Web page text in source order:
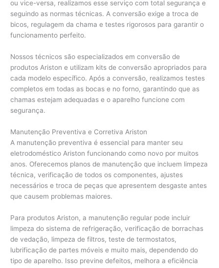
ou vice-versa, realizamos esse serviço com total segurança e
seguindo as normas técnicas. A conversão exige a troca de
bicos, regulagem da chama e testes rigorosos para garantir o
funcionamento perfeito.
Nossos técnicos são especializados em conversão de
produtos Ariston e utilizam kits de conversão apropriados para
cada modelo específico. Após a conversão, realizamos testes
completos em todas as bocas e no forno, garantindo que as
chamas estejam adequadas e o aparelho funcione com
segurança.
Manutenção Preventiva e Corretiva Ariston
A manutenção preventiva é essencial para manter seu
eletrodoméstico Ariston funcionando como novo por muitos
anos. Oferecemos planos de manutenção que incluem limpeza
técnica, verificação de todos os componentes, ajustes
necessários e troca de peças que apresentem desgaste antes
que causem problemas maiores.
Para produtos Ariston, a manutenção regular pode incluir
limpeza do sistema de refrigeração, verificação de borrachas
de vedação, limpeza de filtros, teste de termostatos,
lubrificação de partes móveis e muito mais, dependendo do
tipo de aparelho. Isso previne defeitos, melhora a eficiência